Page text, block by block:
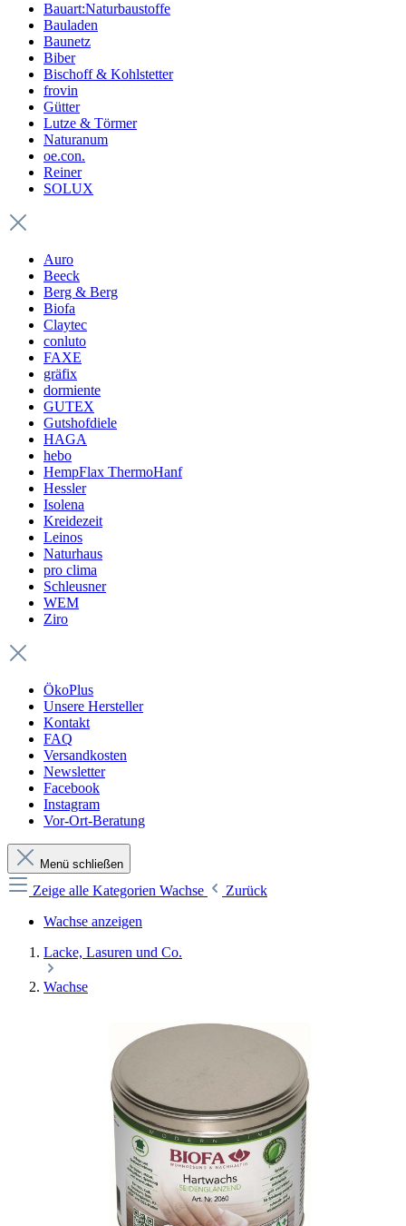
Bauart:Naturbaustoffe
Bauladen
Baunetz
Biber
Bischoff & Kohlstetter
frovin
Gütter
Lutze & Törmer
Naturanum
oe.con.
Reiner
SOLUX
Auro
Beeck
Berg & Berg
Biofa
Claytec
conluto
FAXE
gräfix
dormiente
GUTEX
Gutshofdiele
HAGA
hebo
HempFlax ThermoHanf
Hessler
Isolena
Kreidezeit
Leinos
Naturhaus
pro clima
Schleusner
WEM
Ziro
ÖkoPlus
Unsere Hersteller
Kontakt
FAQ
Versandkosten
Newsletter
Facebook
Instagram
Vor-Ort-Beratung
Menü schließen
Zeige alle Kategorien Wachse
Zurück
Wachse anzeigen
Lacke, Lasuren und Co.
Wachse